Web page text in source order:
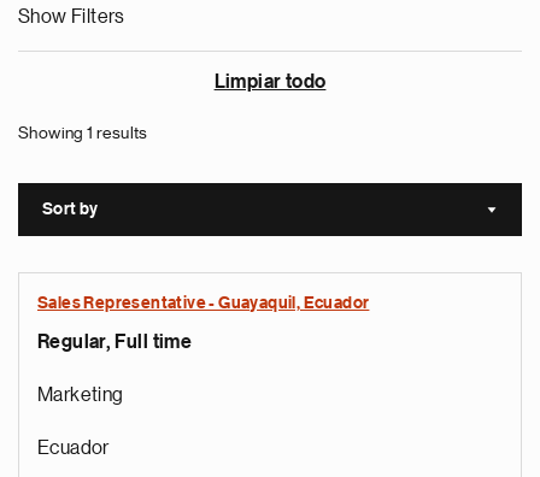
Show Filters
Limpiar todo
Showing 1 results
Sort by Sort
Sales Representative - Guayaquil, Ecuador
Regular, Full time
Marketing
Ecuador